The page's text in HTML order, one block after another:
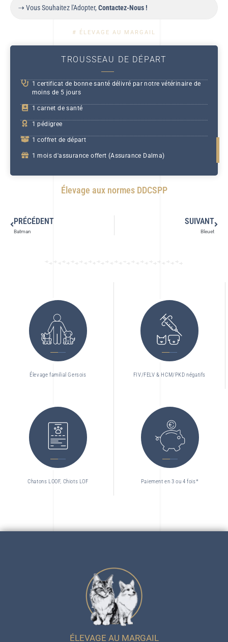
⇢ Vous Souhaitez l'Adopter, Contactez-Nous !
# ÉLEVAGE AU MARGAIL
TROUSSEAU DE DÉPART
1 certificat de bonne santé délivré par notre vétérinaire de
moins de 5 jours
1 carnet de santé
1 pédigree
1 coffret de départ
1 mois d'assurance offert (Assurance Dalma)
Élevage aux normes DDCSPP
PRÉCÉDENT
Batman
SUIVANT
Bleuet
Élevage familial Gersois FIV/FELV & HCM/PKD négatifs
Chatons LOOF, Chiots LOF Paiement en 3 ou 4 fois*
ÉLEVAGE AU MARGAIL